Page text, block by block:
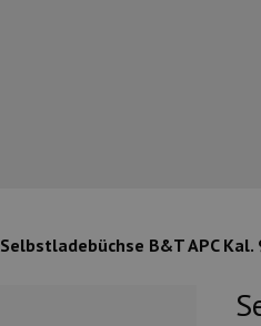
Selbstladebüchse B&T APC Kal.